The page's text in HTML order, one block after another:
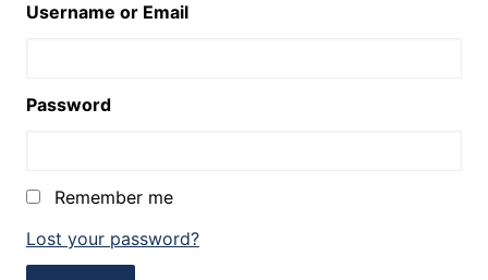
Username or Email
Password
Remember me
Lost your password?